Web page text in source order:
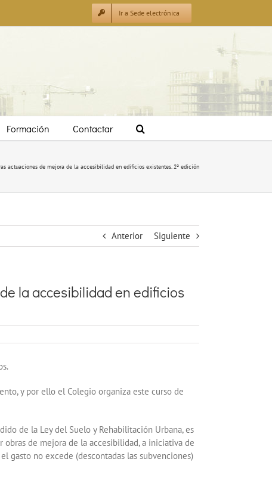
Ir a Sede electrónica
Formación Contactar
actuaciones de mejora de la accesibilidad en edificios existentes. 2ª edición
Anterior Siguiente
la accesibilidad en edificios
y por ello el Colegio organiza este curso de
de la Ley del Suelo y Rehabilitación Urbana, es
de mejora de la accesibilidad, a iniciativa de
gasto no excede (descontadas las subvenciones)